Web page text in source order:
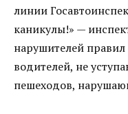
линии
каникулы!» —
нарушителей правил
водителей, не
пешеходов,